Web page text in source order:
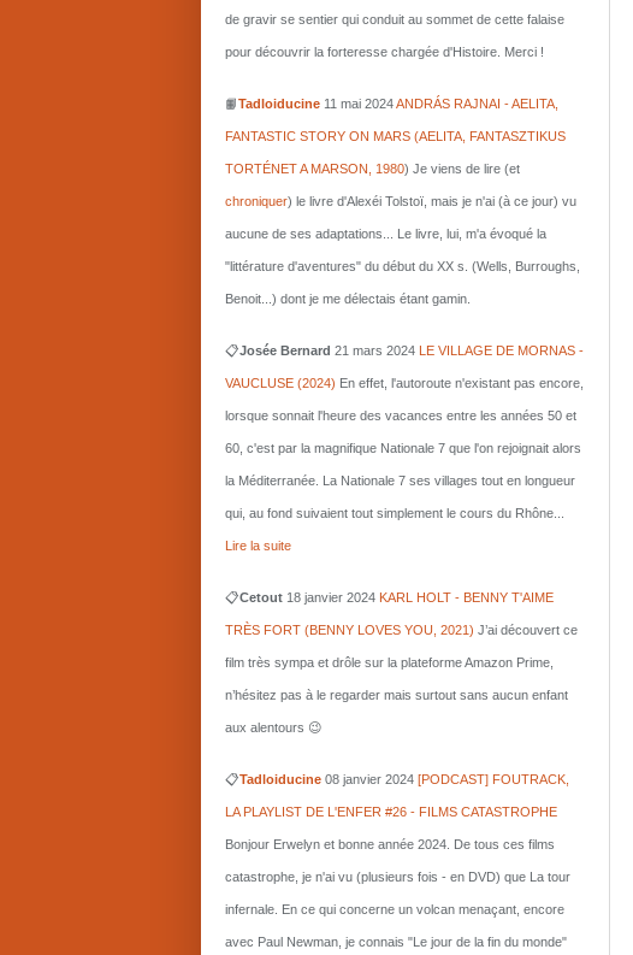
de gravir se sentier qui conduit au sommet de cette falaise
pour découvrir la forteresse chargée d'Histoire. Merci !
📙Tadloiducine 11 mai 2024ANDRÁS RAJNAI - AELITA,
FANTASTIC STORY ON MARS (AELITA, FANTASZTIKUS
TORTÉNET A MARSON, 1980) Je viens de lire (et
chroniquer) le livre d'Alexéi Tolstoï, mais je n'ai (à ce jour) vu
aucune de ses adaptations... Le livre, lui, m'a évoqué la
"littérature d'aventures" du début du XX s. (Wells, Burroughs,
Benoit...) dont je me délectais étant gamin.
📋Josée Bernard 21 mars 2024 LE VILLAGE DE MORNAS -
VAUCLUSE (2024) En effet, l'autoroute n'existant pas encore,
lorsque sonnait l'heure des vacances entre les années 50 et
60, c'est par la magnifique Nationale 7 que l'on rejoignait alors
la Méditerranée. La Nationale 7 ses villages tout en longueur
qui, au fond suivaient tout simplement le cours du Rhône...
Lire la suite
📋Cetout 18 janvier 2024 KARL HOLT - BENNY T'AIME
TRÈS FORT (BENNY LOVES YOU, 2021) J’ai découvert ce
film très sympa et drôle sur la plateforme Amazon Prime,
n’hésitez pas à le regarder mais surtout sans aucun enfant
aux alentours 😉
📋Tadloiducine 08 janvier 2024 [PODCAST] FOUTRACK,
LA PLAYLIST DE L'ENFER #26 - FILMS CATASTROPHE
Bonjour Erwelyn et bonne année 2024. De tous ces films
catastrophe, je n'ai vu (plusieurs fois - en DVD) que La tour
infernale. En ce qui concerne un volcan menaçant, encore
avec Paul Newman, je connais "Le jour de la fin du monde"